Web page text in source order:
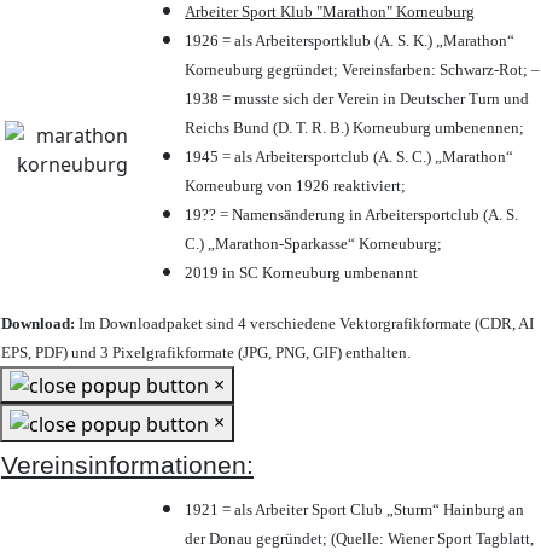
Arbeiter Sport Klub "Marathon" Korneuburg
1926 = als Arbeitersportklub (A. S. K.) „Marathon“
Korneuburg gegründet; Vereinsfarben: Schwarz-Rot; –
1938 = musste sich der Verein in Deutscher Turn und
Reichs Bund (D. T. R. B.) Korneuburg umbenennen;
1945 = als Arbeitersportclub (A. S. C.) „Marathon“
Korneuburg von 1926 reaktiviert;
19?? = Namensänderung in Arbeitersportclub (A. S.
C.) „Marathon-Sparkasse“ Korneuburg;
2019 in SC Korneuburg umbenannt
Download: Im Downloadpaket sind 4 verschiedene Vektorgrafikformate (CDR, AI
EPS, PDF) und 3 Pixelgrafikformate (JPG, PNG, GIF) enthalten.
×
×
Vereinsinformationen:
1921 = als Arbeiter Sport Club „Sturm“ Hainburg an
der Donau gegründet; (Quelle: Wiener Sport Tagblatt,